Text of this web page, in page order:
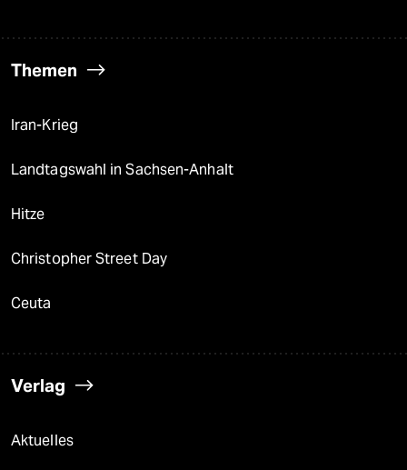
Themen
Iran-Krieg
Landtagswahl in Sachsen-Anhalt
Hitze
Christopher Street Day
Ceuta
Verlag
Aktuelles